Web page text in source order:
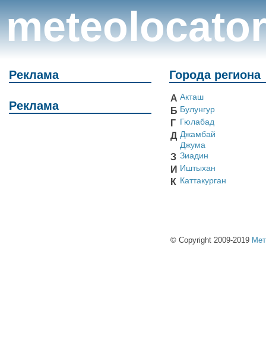
meteolocator
Реклама
Реклама
Города региона
А Акташ
Б Булунгур
Г Гюлабад
Д Джамбай
Джума
З Зиадин
И Иштыхан
К Каттакурган
© Copyright 2009-2019